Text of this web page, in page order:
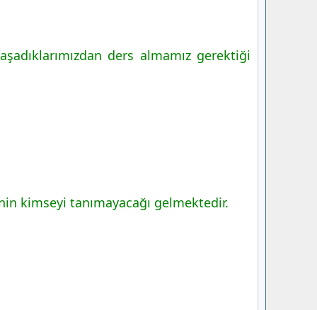
ders almamız gerektiği
kimseyi tanımayacağı gelmektedir.